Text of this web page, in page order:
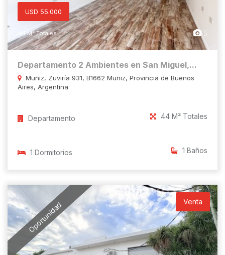
USD 55.000
44 M² Totales 5
Departamento 2 Ambientes en San Miguel,...
Muñiz, Zuviría 931, B1662 Muñiz, Provincia de Buenos
Aires, Argentina
Departamento 44 M² Totales
1 Dormitorios 1 Baños
Oportunidad Venta